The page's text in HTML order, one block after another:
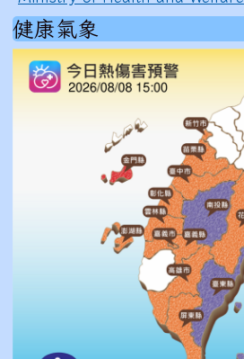
健康氣象